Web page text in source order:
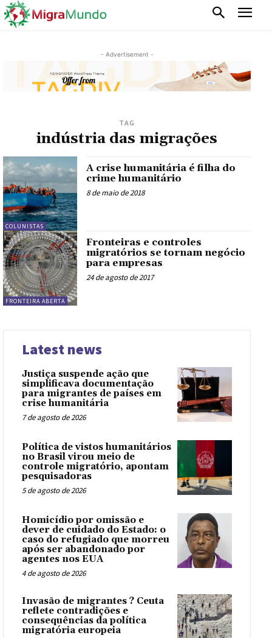
- Advertisement -
TAG
indústria das migrações
COLUNISTAS
A crise humanitária é filha do
crime humanitário
8 de maio de 2018
FRONTEIRA ABERTA
Fronteiras e controles
migratórios se tornam negócio
para empresas
24 de agosto de 2017
Latest news
Justiça suspende ação que
simplificava documentação
para migrantes de países em
crise humanitária
7 de agosto de 2026
Política de vistos humanitários
no Brasil virou meio de
controle migratório, apontam
pesquisadoras
5 de agosto de 2026
Homicídio por omissão e
dever de cuidado do Estado: o
caso do refugiado que morreu
após ser abandonado por
agentes nos EUA
4 de agosto de 2026
Invasão de migrantes ? Ceuta
reflete contradições e
consequências da política
migratória europeia